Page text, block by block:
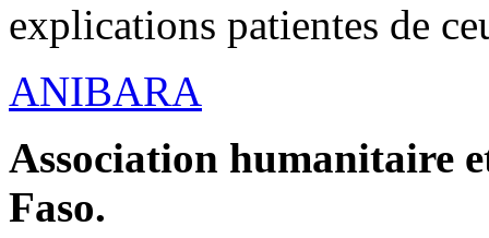
explications patientes de
ANIBARA
Association humanitaire
Faso.